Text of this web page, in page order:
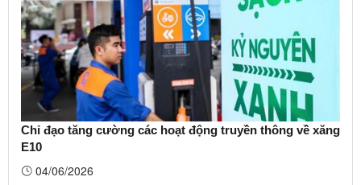
Chỉ đạo tăng cường các hoạt động truyền thông về xăng
E10
04/06/2026